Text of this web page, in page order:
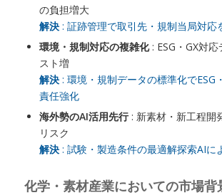
の負担増大
解決: 証跡管理で取引先・規制当局対応
環境・規制対応の複雑化: ESG・GX対
スト増
解決: 環境・規制データの標準化でESG
責任強化
海外勢のAI活用先行: 新素材・新工程開
リスク
解決: 試験・製造条件の最適解探索AIに
化学・素材産業においての市場背